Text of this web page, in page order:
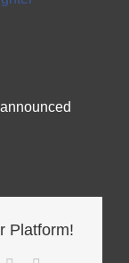
Platform!